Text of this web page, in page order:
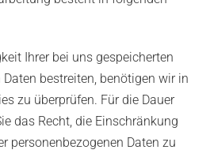
Ihrer bei uns gespeicherten
bestreiten, benötigen wir in
zu überprüfen. Für die Dauer
das Recht, die Einschränkung
personenbezogenen Daten zu